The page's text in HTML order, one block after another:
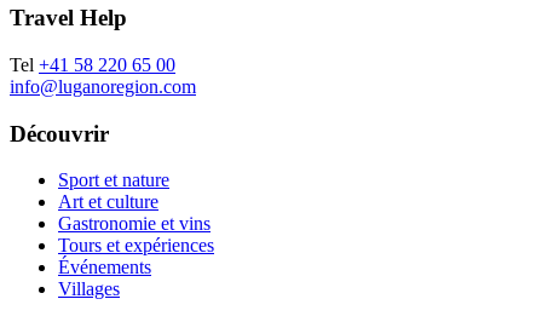
Travel Help
Tel +41 58 220 65 00
info@luganoregion.com
Découvrir
Sport et nature
Art et culture
Gastronomie et vins
Tours et expériences
Événements
Villages